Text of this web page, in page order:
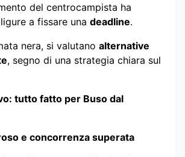
del centrocampista ha
a fissare una deadline.
nera, si valutano alternative
, segno di una strategia chiara sul
tutto fatto per Buso dal
e concorrenza superata